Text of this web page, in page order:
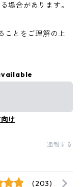
場合があります。
ことをご理解の上
け
通報する
(203)